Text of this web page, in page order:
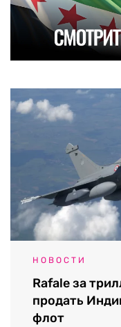
НОВОСТИ
Rafale за
продать
флот